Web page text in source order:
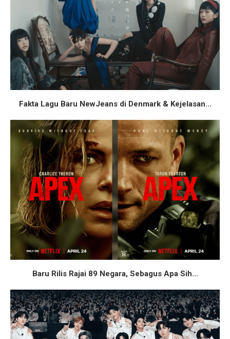
Fakta Lagu Baru NewJeans di Denmark & Kejelasan...
Baru Rilis Rajai 89 Negara, Sebagus Apa Sih...